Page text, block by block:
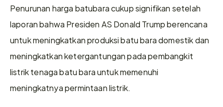
Penurunan harga batubara cukup signifikan setelah
laporan bahwa Presiden AS Donald Trump berencana
untuk meningkatkan produksi batu bara domestik dan
meningkatkan ketergantungan pada pembangkit
listrik tenaga batu bara untuk memenuhi
meningkatnya permintaan listrik.